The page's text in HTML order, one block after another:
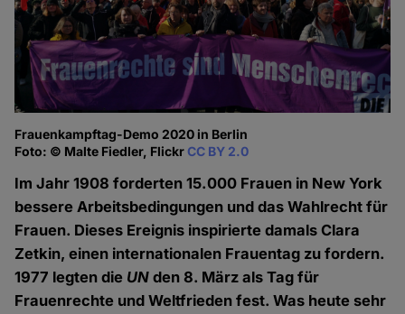
Frauenkampftag-Demo 2020 in Berlin
Foto: © Malte Fiedler, FlickrCC BY 2.0
Im Jahr 1908 forderten 15.000 Frauen in New York
bessere Arbeitsbedingungen und das Wahlrecht für
Frauen. Dieses Ereignis inspirierte damals Clara
Zetkin, einen internationalen Frauentag zu fordern.
1977 legten die UN den 8. März als Tag für
Frauenrechte und Weltfrieden fest. Was heute sehr